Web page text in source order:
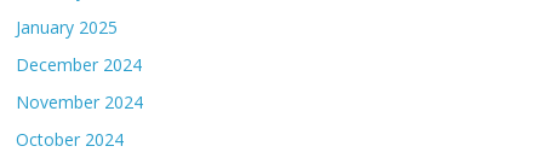
January 2025
December 2024
November 2024
October 2024